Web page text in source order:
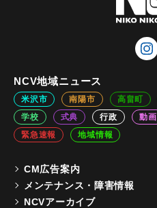
NCV地域ニュース
米沢市 南陽市 高畠町
学校
式典 行政 動画
緊急速報
地域情報
CM広告案内
メンテナンス・障害情報
NCVアーカイブ